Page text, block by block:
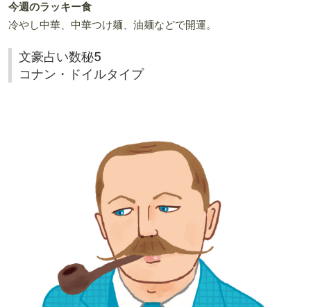
今週のラッキー食
冷やし中華、中華つけ麺、油麺などで開運。
文豪占い数秘5
コナン・ドイルタイプ